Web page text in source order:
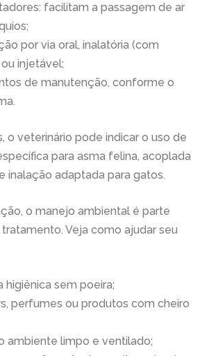
facilitam a passagem de ar
por via oral, inalatória (com
injetável;
de manutenção, conforme o
o veterinário pode indicar o uso de
para asma felina, acoplada
inalação adaptada para gatos.
o manejo ambiental é parte
Veja como ajudar seu
higiênica sem poeira;
perfumes ou produtos com cheiro
ambiente limpo e ventilado;